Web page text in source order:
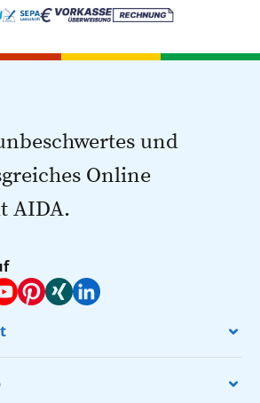
und
Online
AIDA.